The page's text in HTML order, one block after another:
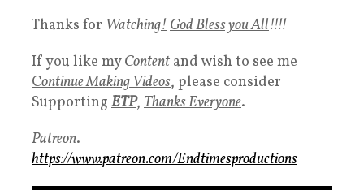
Thanks for Watching!God Bless you All!!!!
If you like myContent and wish to see me
Continue Making Videos, please consider
Supporting ETP, Thanks Everyone.
Patreon.
https://www.patreon.com/Endtimesproductions